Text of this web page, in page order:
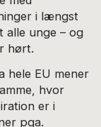
i længst
alle unge – og
hørt.
hele EU mener
hvor
er i
pga.